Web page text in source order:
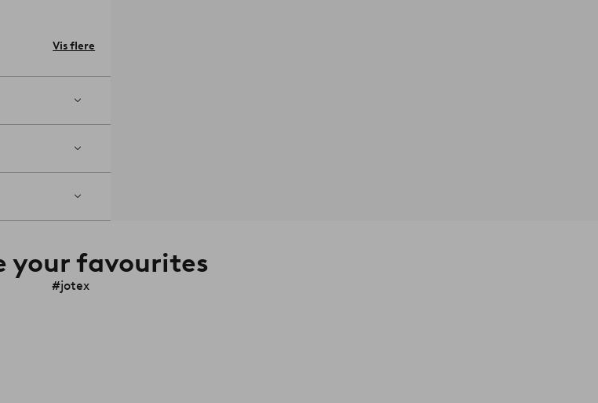
Vis flere
your favourites
#jotex